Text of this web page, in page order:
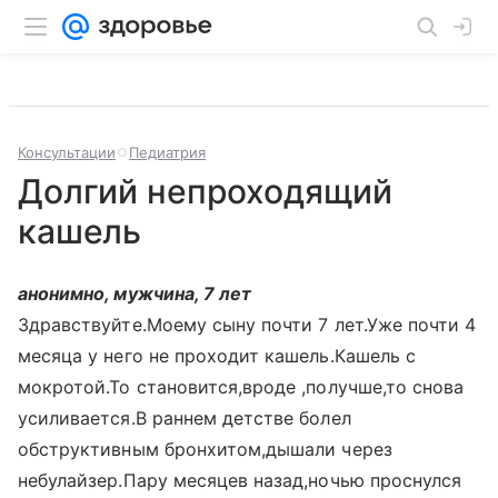
Консультации Педиатрия
Долгий непроходящий
кашель
анонимно, мужчина, 7 лет
Здравствуйте.Моему сыну почти 7 лет.Уже почти 4
месяца у него не проходит кашель.Кашель с
мокротой.То становится,вроде ,получше,то снова
усиливается.В раннем детстве болел
обструктивным бронхитом,дышали через
небулайзер.Пару месяцев назад,ночью проснулся